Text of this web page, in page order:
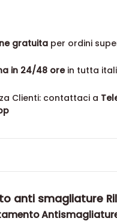
gratuita per ordini
in 24/48 orein tutta
Clienti: contattaci a
anti smagliature